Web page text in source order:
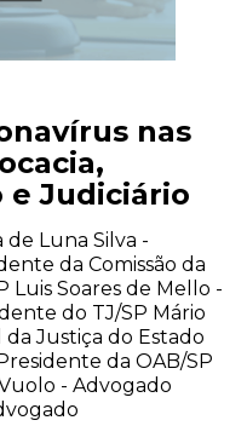
nas
e Judiciário
Luna Silva -
da Comissão da
Luis Soares de Mello -
do TJ/SP Mário
Justiça do Estado
da OAB/SP
- Advogado